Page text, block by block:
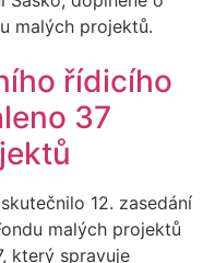
malých projektů.
řídicího
37
12. zasedání
malých projektů
který spravuje